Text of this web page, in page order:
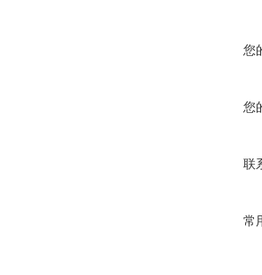
您
您
联
常